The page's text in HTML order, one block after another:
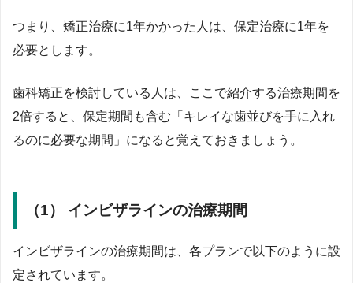
つまり、矯正治療に1年かかった人は、保定治療に1年を
必要とします。
歯科矯正を検討している人は、ここで紹介する治療期間を
2倍すると、保定期間も含む「キレイな歯並びを手に入れ
るのに必要な期間」になると覚えておきましょう。
（1） インビザラインの治療期間
インビザラインの治療期間は、各プランで以下のように設
定されています。